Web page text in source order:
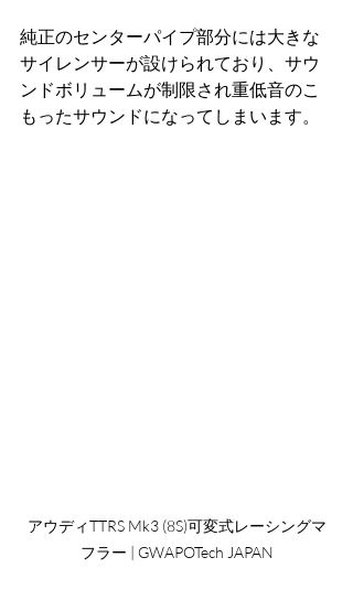
純正のセンターパイプ部分には大きな
サイレンサーが設けられており、サウ
ンドボリュームが制限され重低音のこ
もったサウンドになってしまいます。
アウディTTRS Mk3 (8S)可変式レーシングマ
フラー | GWAPOTech JAPAN